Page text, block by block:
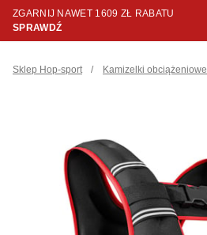
ZGARNIJ NAWET 1609 ZŁ RABATU
SPRAWDŹ
Sklep Hop-sport / Kamizelki obciążeniowe